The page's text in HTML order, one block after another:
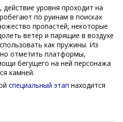
действие уровня проходит на
по руинам в поисках
пропастей, некоторые
ветер и парящие в воздухе
как пружины. Из
отметить платформы,
бегущего на ней персонажа
камней.
специальный этап находится